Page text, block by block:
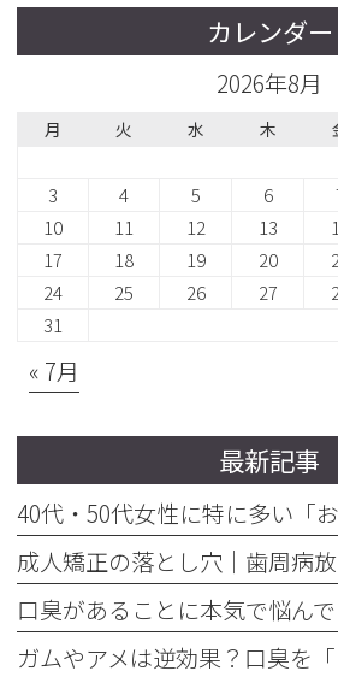
カレンダー
2026年8月
月 火 水 木
3
4 5 6
10
11 12 13
17
18 19 20
24
25 26 27
31
« 7月
最新記事
40代・50代女性に特に多い「
成人矯正の落とし穴｜歯周病